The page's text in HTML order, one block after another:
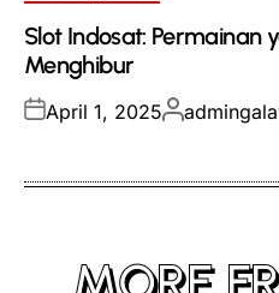
Slot Indosat: Permainan
Menghibur
Posted
April 1, 2025Posted